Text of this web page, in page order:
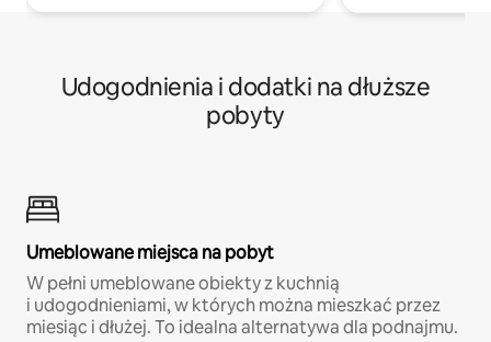
Udogodnienia i dodatki na dłuższe
pobyty
Umeblowane miejsca na pobyt
W pełni umeblowane obiekty z kuchnią
i udogodnieniami, w których można mieszkać przez
miesiąc i dłużej. To idealna alternatywa dla podnajmu.